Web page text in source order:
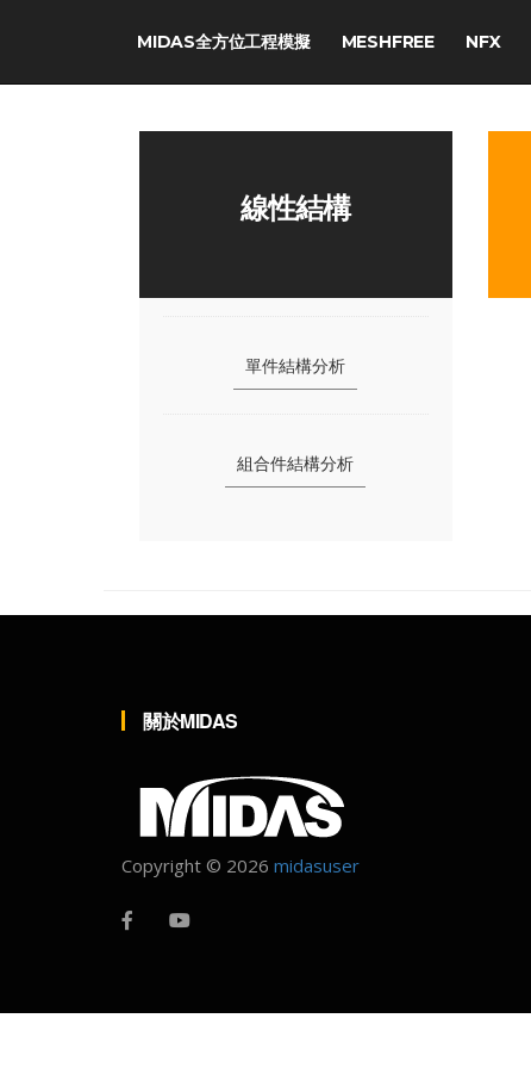
MIDAS全方位工程模擬 MESHFREE NFX
線性結構
關於MIDAS
Copyright © 2026 midasuser